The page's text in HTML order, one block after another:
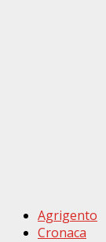
Agrigento
Cronaca